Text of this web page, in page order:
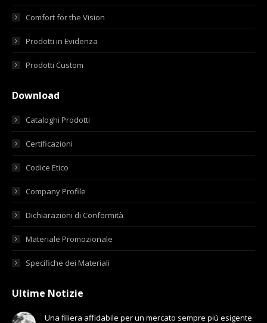
Comfort for the Vision
Prodotti in Evidenza
Prodotti Custom
Download
Cataloghi Prodotti
Certificazioni
Codice Etico
Company Profile
Dichiarazioni di Conformità
Materiale Promozionale
Specifiche dei Materiali
Ultime Notizie
Una filiera affidabile per un mercato sempre più esigente